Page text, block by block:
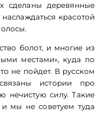
сделаны деревянные
красотой
болот, и многие из
местами», куда по
не пойдет. В русском
истории про
нечистую силу. Такие
и мы не советуем туда